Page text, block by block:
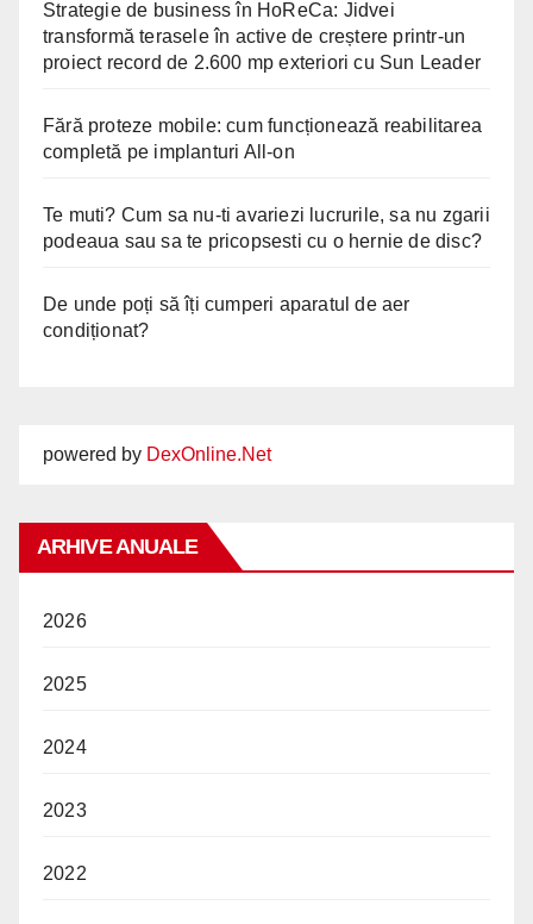
Strategie de business în HoReCa: Jidvei
transformă terasele în active de creștere printr-un
proiect record de 2.600 mp exteriori cu Sun Leader
Fără proteze mobile: cum funcționează reabilitarea
completă pe implanturi All-on
Te muti? Cum sa nu-ti avariezi lucrurile, sa nu zgarii
podeaua sau sa te pricopsesti cu o hernie de disc?
De unde poți să îți cumperi aparatul de aer
condiționat?
powered by DexOnline.Net
ARHIVE ANUALE
2026
2025
2024
2023
2022